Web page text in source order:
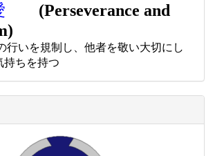
(Perseverance and
いを規制し、他者を敬い大切にし
持ちを持つ